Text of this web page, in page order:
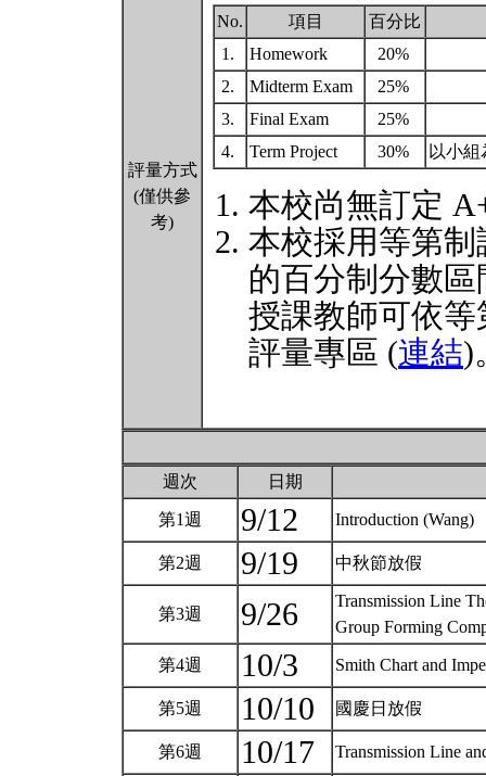
評量方式
(僅供參
考)
No. 項目
百分比
1.
Homework
20%
2.
Midterm Exam
25%
3.
Final Exam
25%
4.
Term Project 30% 以小
本校尚無訂定
本校採用等第
的百分制分數
授課教師可依
評量專區 (連結)
週次 日期
第1週 9/12 Introduction (Wang)
第2週 9/19 中秋節放假
第3週 9/26
Transmission Line
Group Forming
第4週 10/3 Smith Chart and
第5週 10/10 國慶日放假
第6週 10/17 Transmission Line